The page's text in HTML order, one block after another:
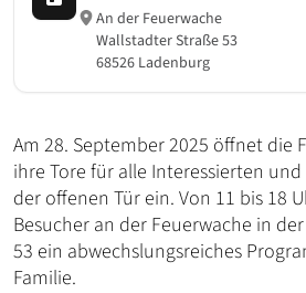
An der Feuerwache
Wallstadter Straße 53
68526 Ladenburg
Am 28. September 2025 öffnet die
ihre Tore für alle Interessierten
der offenen Tür ein. Von 11 bis 18
Besucher an der Feuerwache in
53 ein abwechslungsreiches
Familie.